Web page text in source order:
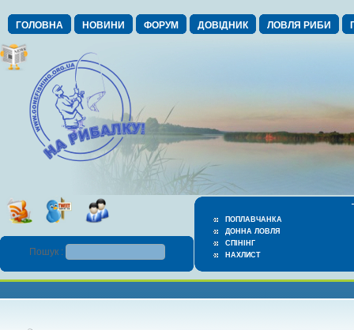
ГОЛОВНА НОВИНИ ФОРУМ ДОВІДНИК ЛОВЛЯ РИБИ
ПОПЛАВЧАНКА
ДОННА ЛОВЛЯ
СПІНІНГ
НАХЛИСТ
Пошук :